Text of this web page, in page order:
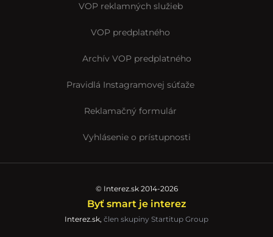
VOP reklamných služieb
VOP predplatného
Archív VOP predplatného
Pravidlá Instagramovej súťaže
Reklamačný formulár
Vyhlásenie o prístupnosti
© Interez.sk 2014-2026
Byť smart je interez
Interez.sk, člen skupiny Startitup Group